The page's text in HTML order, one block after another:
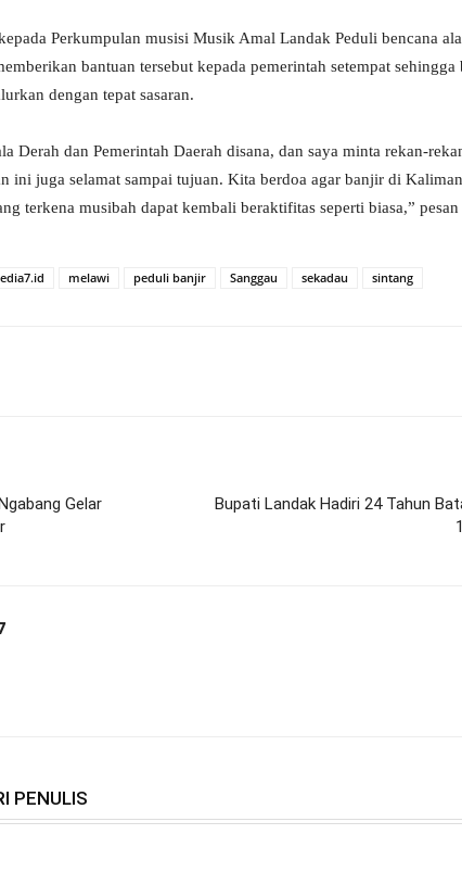
Perkumpulan musisi Musik Amal Landak Peduli bencana
bantuan tersebut kepada pemerintah setempat sehingga
dengan tepat sasaran.
Derah dan Pemerintah Daerah disana, dan saya minta rekan-
ini juga selamat sampai tujuan. Kita berdoa agar banjir di
terkena musibah dapat kembali beraktifitas seperti biasa,”
melawi peduli banjir Sanggau sekadau sintang
Gelar
Bupati Landak Hadiri 24 Tahun
PENULIS